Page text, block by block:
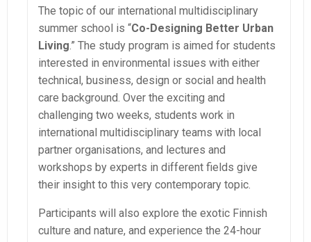
The topic of our international multidisciplinary
summer school is “Co-Designing Better Urban
Living.” The study program is aimed for students
interested in environmental issues with either
technical, business, design or social and health
care background. Over the exciting and
challenging two weeks, students work in
international multidisciplinary teams with local
partner organisations, and lectures and
workshops by experts in different fields give
their insight to this very contemporary topic.
Participants will also explore the exotic Finnish
culture and nature, and experience the 24-hour